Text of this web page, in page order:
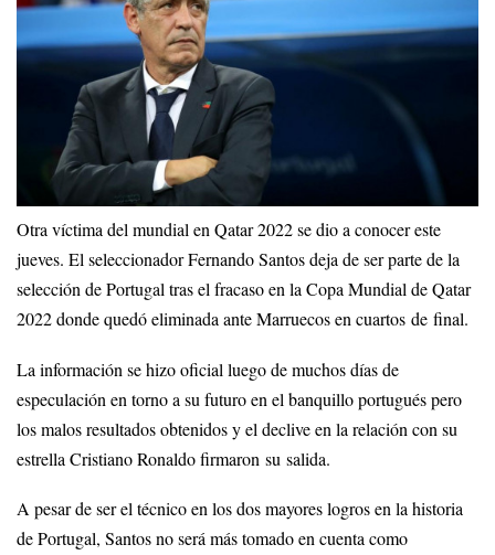
Otra víctima del mundial en Qatar 2022 se dio a conocer este
jueves. El seleccionador Fernando Santos deja de ser parte de la
selección de Portugal tras el fracaso en la Copa Mundial de Qatar
2022 donde quedó eliminada ante Marruecos en cuartos de final.
La información se hizo oficial luego de muchos días de
especulación en torno a su futuro en el banquillo portugués pero
los malos resultados obtenidos y el declive en la relación con su
estrella Cristiano Ronaldo firmaron su salida.
A pesar de ser el técnico en los dos mayores logros en la historia
de Portugal, Santos no será más tomado en cuenta como